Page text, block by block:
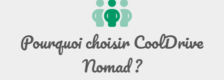
Pourquoi choisir CoolDrive
Nomad ?